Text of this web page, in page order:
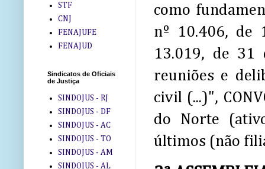
como
nº 10.406, de
13.019, de
reuniões e
civil (...)",
do Norte
últimos (não
STF
CNJ
FENAJUFE
FENAJUD
Sindicatos de Oficiais
de Justiça
SINDOJUS - RJ
SINDOJUS - DF
SINDOJUS - AC
SINDOJUS - TO
SINDOJUS - AM
SINDOJUS - AL